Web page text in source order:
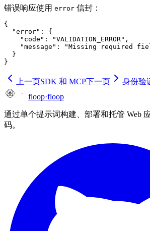
错误响应使用 error 信封：
{
  "error": {
    "code": "VALIDATION_ERROR",
"message": "Missing required
  }
}
上一页SDK 和 MCP下一页
身份验
floop·floop
通过单个提示词构建、部署和托管 Web
码。